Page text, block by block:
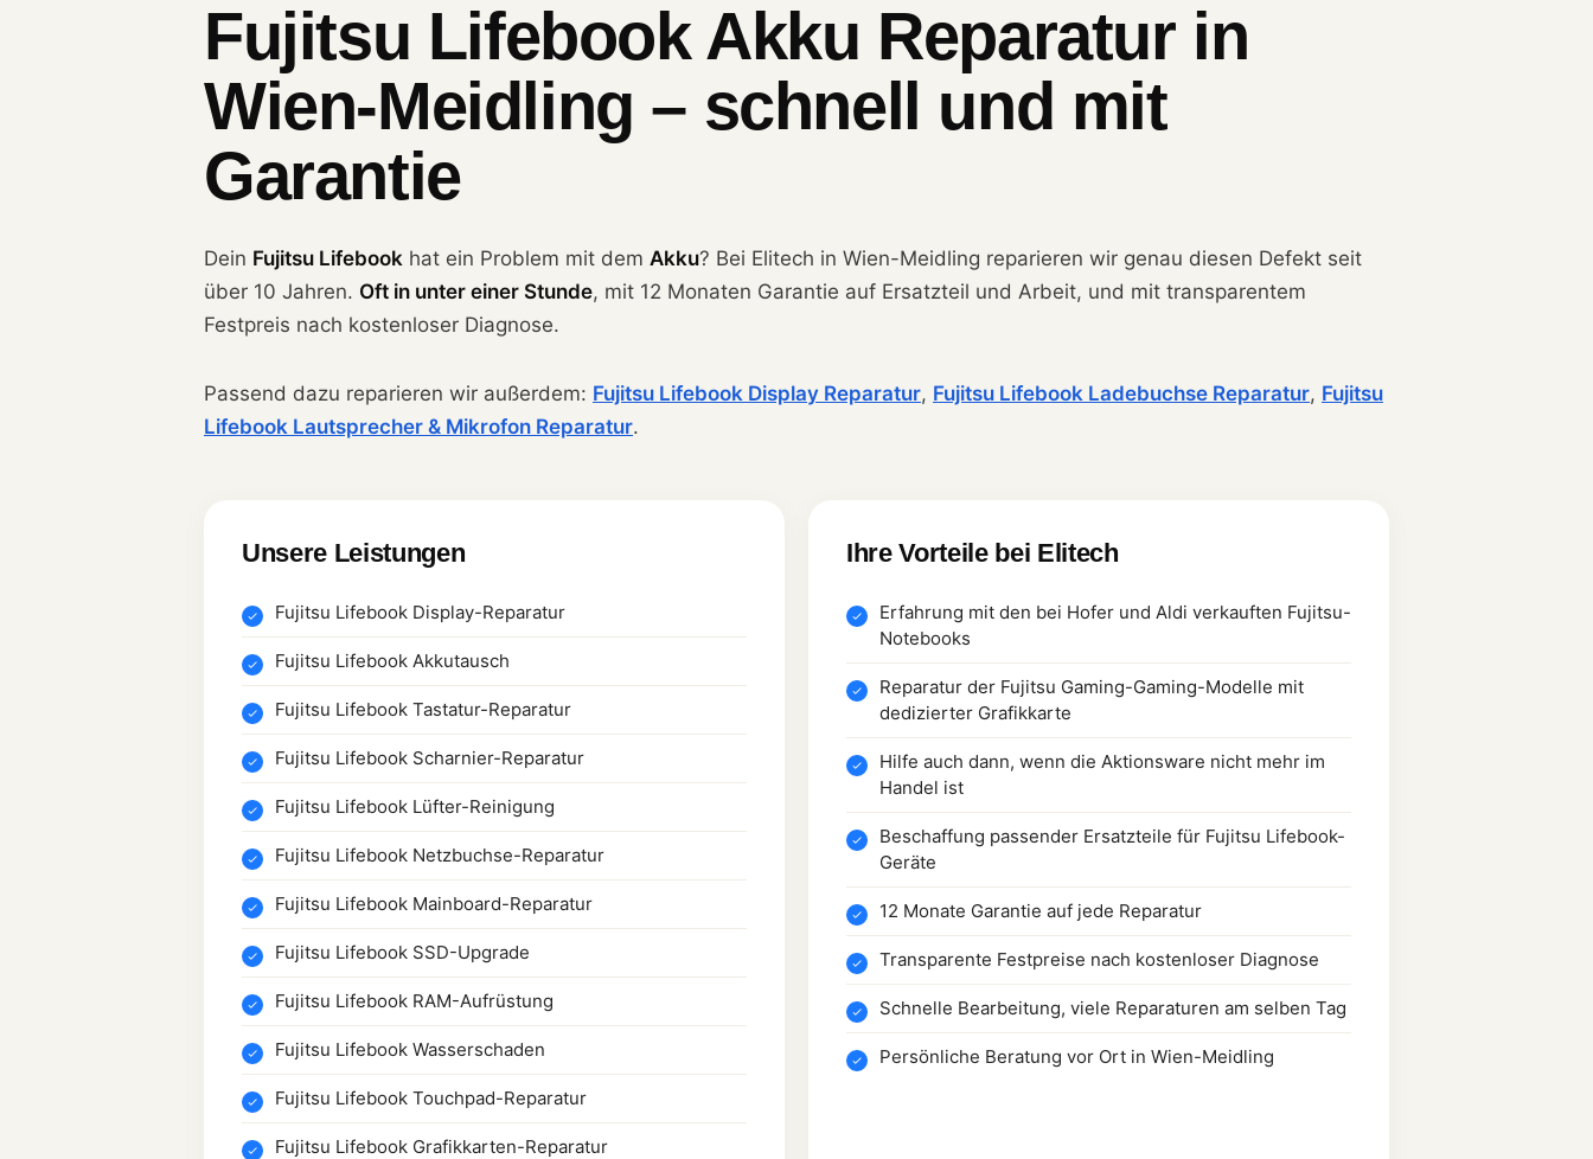
Fujitsu Lifebook Akku Reparatur in
Wien-Meidling – schnell und mit
Garantie
Dein Fujitsu Lifebook hat ein Problem mit dem Akku? Bei Elitech in Wien-Meidling reparieren wir genau diesen Defekt seit
über 10 Jahren. Oft in unter einer Stunde, mit 12 Monaten Garantie auf Ersatzteil und Arbeit, und mit transparentem
Festpreis nach kostenloser Diagnose.
Passend dazu reparieren wir außerdem: Fujitsu Lifebook Display Reparatur, Fujitsu Lifebook Ladebuchse Reparatur, Fujitsu
Lifebook Lautsprecher & Mikrofon Reparatur.
Unsere Leistungen
Fujitsu Lifebook Display-Reparatur
Fujitsu Lifebook Akkutausch
Fujitsu Lifebook Tastatur-Reparatur
Fujitsu Lifebook Scharnier-Reparatur
Fujitsu Lifebook Lüfter-Reinigung
Fujitsu Lifebook Netzbuchse-Reparatur
Fujitsu Lifebook Mainboard-Reparatur
Fujitsu Lifebook SSD-Upgrade
Fujitsu Lifebook RAM-Aufrüstung
Fujitsu Lifebook Wasserschaden
Fujitsu Lifebook Touchpad-Reparatur
Fujitsu Lifebook Grafikkarten-Reparatur
Ihre Vorteile bei Elitech
Erfahrung mit den bei Hofer und Aldi verkauften Fujitsu-
Notebooks
Reparatur der Fujitsu Gaming-Gaming-Modelle mit
dedizierter Grafikkarte
Hilfe auch dann, wenn die Aktionsware nicht mehr im
Handel ist
Beschaffung passender Ersatzteile für Fujitsu Lifebook-
Geräte
12 Monate Garantie auf jede Reparatur
Transparente Festpreise nach kostenloser Diagnose
Schnelle Bearbeitung, viele Reparaturen am selben Tag
Persönliche Beratung vor Ort in Wien-Meidling